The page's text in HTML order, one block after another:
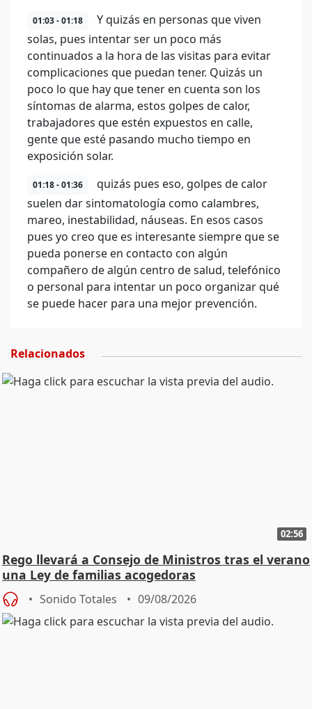
01:03 - 01:18
Y quizás en personas que viven
solas, pues intentar ser un poco más
continuados a la hora de las visitas para evitar
complicaciones que puedan tener. Quizás un
poco lo que hay que tener en cuenta son los
síntomas de alarma, estos golpes de calor,
trabajadores que estén expuestos en calle,
gente que esté pasando mucho tiempo en
exposición solar.
01:18 - 01:36
quizás pues eso, golpes de calor
suelen dar sintomatología como calambres,
mareo, inestabilidad, náuseas. En esos casos
pues yo creo que es interesante siempre que se
pueda ponerse en contacto con algún
compañero de algún centro de salud, telefónico
o personal para intentar un poco organizar qué
se puede hacer para una mejor prevención.
Relacionados
02:56
Rego llevará a Consejo de Ministros tras el verano
una Ley de familias acogedoras
Sonido Totales 09/08/2026